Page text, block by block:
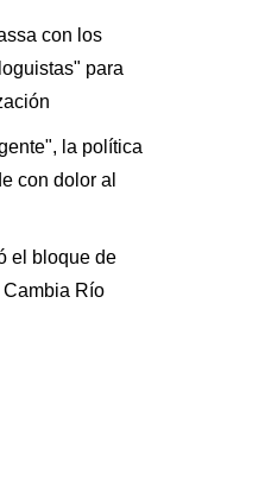
con los
para
la política
con dolor al
el bloque de
Río